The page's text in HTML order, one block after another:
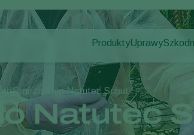
Produkty
Zwalczanie szkodników
Zwalczanie chorób
Zapylanie
Zdrowie roślin
Aplikacja
Uprawy
Uprawy pod
Rośliny ozdobne
Owoce
Uprawy polowe
Uprawy zbóż
zaufało Natutec Scout
Natutec